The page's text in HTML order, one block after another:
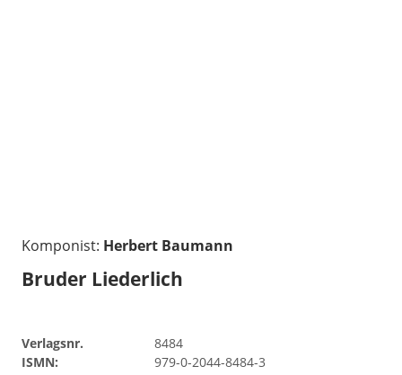
Komponist: Herbert Baumann
Bruder Liederlich
Verlagsnr.
8484
ISMN:
979-0-2044-8484-3